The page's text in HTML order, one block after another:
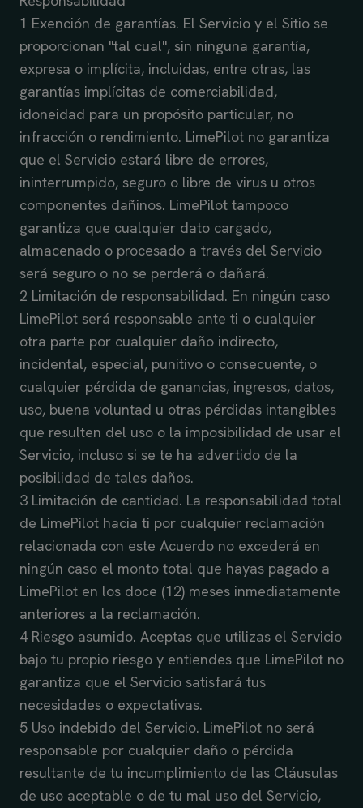
1 Exención de garantías. El Servicio y el Sitio se
proporcionan "tal cual", sin ninguna garantía,
expresa o implícita, incluidas, entre otras, las
garantías implícitas de comerciabilidad,
idoneidad para un propósito particular, no
infracción o rendimiento. LimePilot no garantiza
que el Servicio estará libre de errores,
ininterrumpido, seguro o libre de virus u otros
componentes dañinos. LimePilot tampoco
garantiza que cualquier dato cargado,
almacenado o procesado a través del Servicio
será seguro o no se perderá o dañará.
2 Limitación de responsabilidad. En ningún caso
LimePilot será responsable ante ti o cualquier
otra parte por cualquier daño indirecto,
incidental, especial, punitivo o consecuente, o
cualquier pérdida de ganancias, ingresos, datos,
uso, buena voluntad u otras pérdidas intangibles
que resulten del uso o la imposibilidad de usar el
Servicio, incluso si se te ha advertido de la
posibilidad de tales daños.
3 Limitación de cantidad. La responsabilidad total
de LimePilot hacia ti por cualquier reclamación
relacionada con este Acuerdo no excederá en
ningún caso el monto total que hayas pagado a
LimePilot en los doce (12) meses inmediatamente
anteriores a la reclamación.
4 Riesgo asumido. Aceptas que utilizas el Servicio
bajo tu propio riesgo y entiendes que LimePilot no
garantiza que el Servicio satisfará tus
necesidades o expectativas.
5 Uso indebido del Servicio. LimePilot no será
responsable por cualquier daño o pérdida
resultante de tu incumplimiento de las Cláusulas
de uso aceptable o de tu mal uso del Servicio,